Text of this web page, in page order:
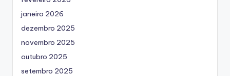
janeiro 2026
dezembro 2025
novembro 2025
outubro 2025
setembro 2025